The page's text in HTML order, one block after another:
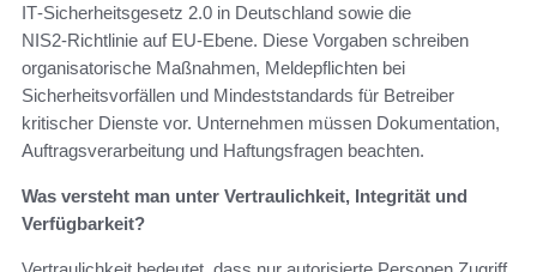
IT‑Sicherheitsgesetz 2.0 in Deutschland sowie die
NIS2‑Richtlinie auf EU‑Ebene. Diese Vorgaben schreiben
organisatorische Maßnahmen, Meldepflichten bei
Sicherheitsvorfällen und Mindeststandards für Betreiber
kritischer Dienste vor. Unternehmen müssen Dokumentation,
Auftragsverarbeitung und Haftungsfragen beachten.
Was versteht man unter Vertraulichkeit, Integrität und
Verfügbarkeit?